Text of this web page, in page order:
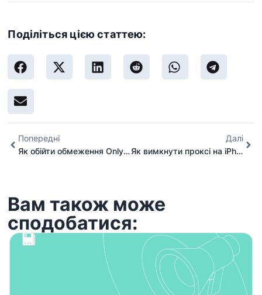
Поділіться цією статтею:
Попередні
Як обійти обмеження OnlyFans без VPN (за допомогою проксі)
Далі
Як вимкнути проксі на iPhone?
Вам також може
сподобатися: